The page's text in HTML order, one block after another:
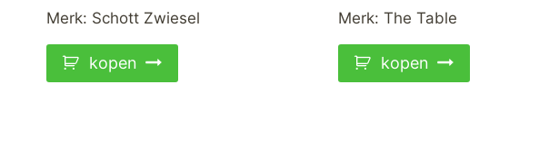
Merk: Schott Zwiesel
kopen
Merk: The Table
kopen